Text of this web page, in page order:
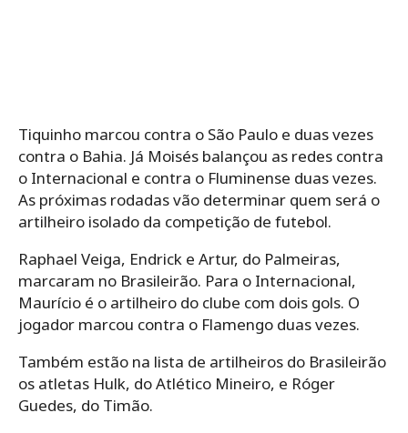
Tiquinho marcou contra o São Paulo e duas vezes
contra o Bahia. Já Moisés balançou as redes contra
o Internacional e contra o Fluminense duas vezes.
As próximas rodadas vão determinar quem será o
artilheiro isolado da competição de futebol.
Raphael Veiga, Endrick e Artur, do Palmeiras,
marcaram no Brasileirão. Para o Internacional,
Maurício é o artilheiro do clube com dois gols. O
jogador marcou contra o Flamengo duas vezes.
Também estão na lista de artilheiros do Brasileirão
os atletas Hulk, do Atlético Mineiro, e Róger
Guedes, do Timão.